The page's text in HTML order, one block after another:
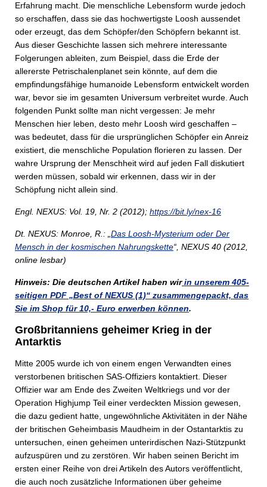
Erfahrung macht. Die menschliche Lebensform wurde jedoch
so erschaffen, dass sie das hochwertigste Loosh aussendet
oder erzeugt, das dem Schöpfer/den Schöpfern bekannt ist.
Aus dieser Geschichte lassen sich mehrere interessante
Folgerungen ableiten, zum Beispiel, dass die Erde der
allererste Petrischalenplanet sein könnte, auf dem die
empfindungsfähige humanoide Lebensform entwickelt worden
war, bevor sie im gesamten Universum verbreitet wurde. Auch
folgenden Punkt sollte man nicht vergessen: Je mehr
Menschen hier leben, desto mehr Loosh wird geschaffen –
was bedeutet, dass für die ursprünglichen Schöpfer ein Anreiz
existiert, die menschliche Population florieren zu lassen. Der
wahre Ursprung der Menschheit wird auf jeden Fall diskutiert
werden müssen, sobald wir erkennen, dass wir in der
Schöpfung nicht allein sind.
Engl. NEXUS: Vol. 19, Nr. 2 (2012); https://bit.ly/nex-16
Dt. NEXUS: Monroe, R.: „ Das Loosh-Mysterium oder Der
Mensch in der kosmischen Nahrungskette“, NEXUS 40 (2012,
online lesbar)
Hinweis: Die deutschen Artikel haben wirin unserem 405-
seitigen PDF „Best of NEXUS (1)“ zusammengepackt, das
Sie im Shop für 10,- Euro erwerben können.
Großbritanniens geheimer Krieg in der
Antarktis
Mitte 2005 wurde ich von einem engen Verwandten eines
verstorbenen britischen SAS-Offiziers kontaktiert. Dieser
Offizier war am Ende des Zweiten Weltkriegs und vor der
Operation Highjump Teil einer verdeckten Mission gewesen,
die dazu gedient hatte, ungewöhnliche Aktivitäten in der Nähe
der britischen Geheimbasis Maudheim in der Ostantarktis zu
untersuchen, einen geheimen unterirdischen Nazi-Stützpunkt
aufzuspüren und zu zerstören. Wir haben seinen Bericht im
ersten einer Reihe von drei Artikeln des Autors veröffentlicht,
die auch noch zusätzliche Informationen über geheime